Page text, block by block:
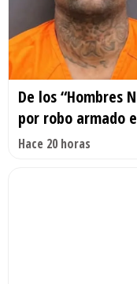
De los “Hombres
por robo armado
Hace 20 horas